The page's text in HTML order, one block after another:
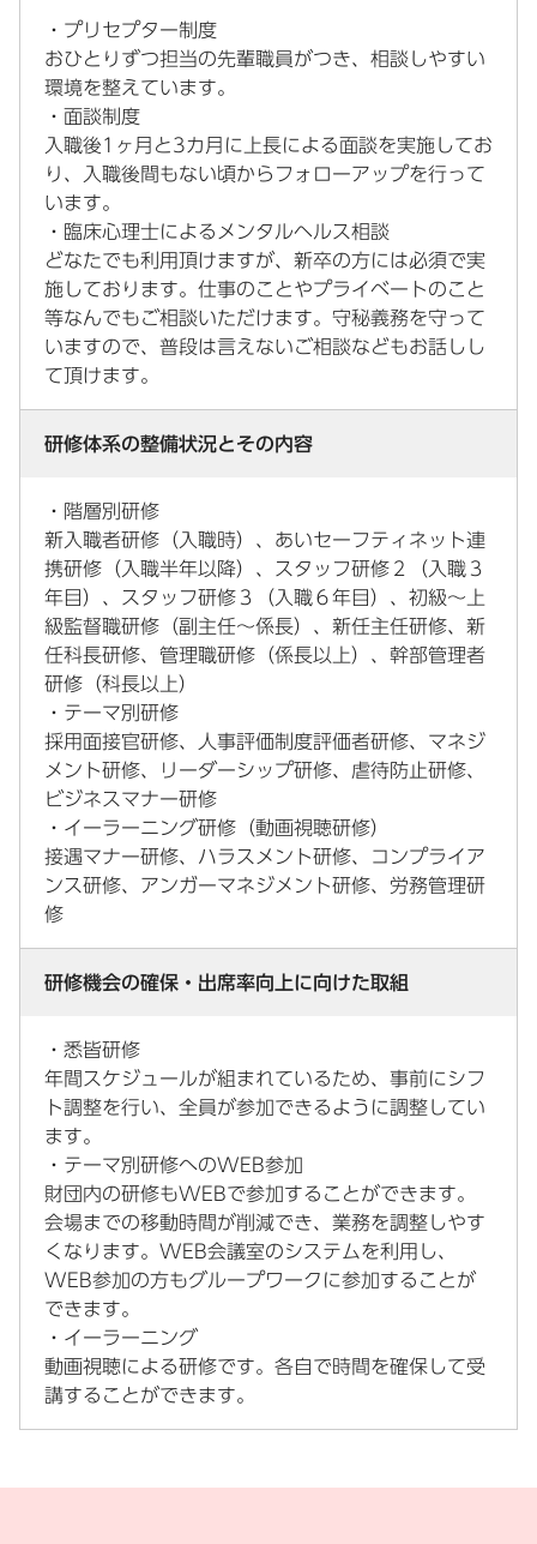
・プリセプター制度
おひとりずつ担当の先輩職員がつき、相談しやすい
環境を整えています。
・面談制度
入職後1ヶ月と3カ月に上長による面談を実施してお
り、入職後間もない頃からフォローアップを行って
います。
・臨床心理士によるメンタルヘルス相談
どなたでも利用頂けますが、新卒の方には必須で実
施しております。仕事のことやプライベートのこと
等なんでもご相談いただけます。守秘義務を守って
いますので、普段は言えないご相談などもお話しし
て頂けます。
研修体系の整備状況とその内容
・階層別研修
新入職者研修（入職時）、あいセーフティネット連
携研修（入職半年以降）、スタッフ研修２（入職３
年目）、スタッフ研修３（入職６年目）、初級～上
級監督職研修（副主任～係長）、新任主任研修、新
任科長研修、管理職研修（係長以上）、幹部管理者
研修（科長以上）
・テーマ別研修
採用面接官研修、人事評価制度評価者研修、マネジ
メント研修、リーダーシップ研修、虐待防止研修、
ビジネスマナー研修
・イーラーニング研修（動画視聴研修）
接遇マナー研修、ハラスメント研修、コンプライア
ンス研修、アンガーマネジメント研修、労務管理研
修
研修機会の確保・出席率向上に向けた取組
・悉皆研修
年間スケジュールが組まれているため、事前にシフ
ト調整を行い、全員が参加できるように調整してい
ます。
・テーマ別研修へのWEB参加
財団内の研修もWEBで参加することができます。
会場までの移動時間が削減でき、業務を調整しやす
くなります。WEB会議室のシステムを利用し、
WEB参加の方もグループワークに参加することが
できます。
・イーラーニング
動画視聴による研修です。各自で時間を確保して受
講することができます。